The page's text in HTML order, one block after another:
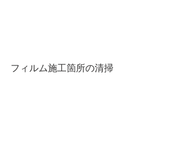
フィルム施工箇所の清掃